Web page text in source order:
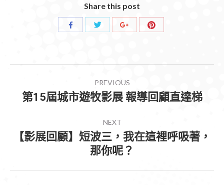
Share this post
Share
Share
PREVIOUS
Previous
第15屆城市遊牧影展 報導回顧直達梯
NEXT
Next
post:
【影展回顧】短波三，我在這裡呼吸著，
那你呢？